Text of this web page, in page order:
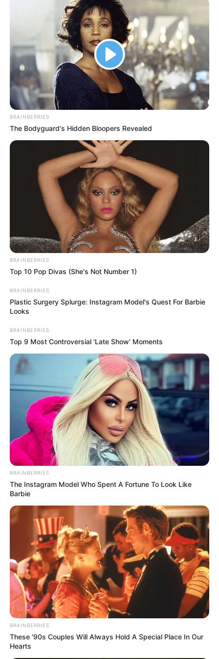
Jahrhunderts zeigt.
Öffnungszeiten Ludwigmuseum: Täglich außer Montag
von 10:30 Uhr - 17:00 Uhr (Sonntag und an Feiertagen
11:00 Uhr - 18:00 Uhr). Weitere Informationen unter
Telefon: 0261-3040412 und unter
www.ludwigmuseum.org.
Rhein in Flammen in Koblenz
Bilder von Sehenswürdigkeiten mit touristischen
Informationen über Koblenz:
Ausflugsziele, Sehenswürdigkeiten,
Freizeitangebote und Museen in und im Umkreis
von Koblenz:
Umkreissuche Tourismus Koblenz
Museen in und um Koblenz
Kindergeburtstag feiern
Schlösser und Burgen in und um Koblenz
Tagesausflugsziele für Koblenz
Bademöglichkeiten
Wandern
Kinoprogramm
Angebote für Behinderte
Aussichtstürme
Kletterparks
BRAINBERRIES
The Bodyguard's Hidden Bloopers Revealed
BRAINBERRIES
Top 10 Pop Divas (She's Not Number 1)
BRAINBERRIES
Plastic Surgery Splurge: Instagram Model's Quest For Barbie
Looks
BRAINBERRIES
Top 9 Most Controversial 'Late Show' Moments
BRAINBERRIES
The Instagram Model Who Spent A Fortune To Look Like
Barbie
BRAINBERRIES
These '90s Couples Will Always Hold A Special Place In Our
Hearts